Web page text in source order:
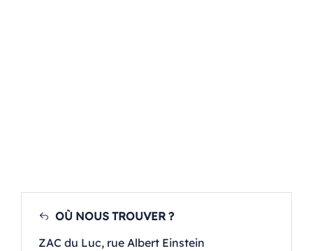
OÙ NOUS TROUVER ?
ZAC du Luc, rue Albert Einstein